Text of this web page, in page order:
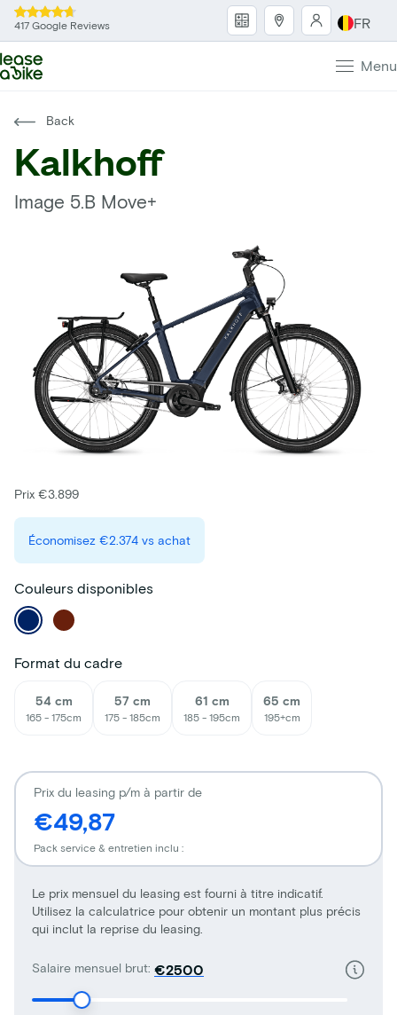
417 Google Reviews FR
Menu
Back
Kalkhoff
Image 5.B Move+
Prix €3.899
Économisez €2.374 vs achat
Couleurs disponibles
Format du cadre
54 cm
165 - 175cm
57 cm
175 - 185cm
61 cm
185 - 195cm
65 cm
195+cm
Salaire mensuel brut: €
Le prix mensuel du leasing est fourni à titre indicatif.
Utilisez la calculatrice pour obtenir un montant plus précis
qui inclut la reprise du leasing.
Prix du leasing p/m à partir de
€49,87
Pack service & entretien inclu :